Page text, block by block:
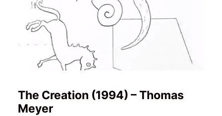
The Creation (1994) – Thomas
Meyer